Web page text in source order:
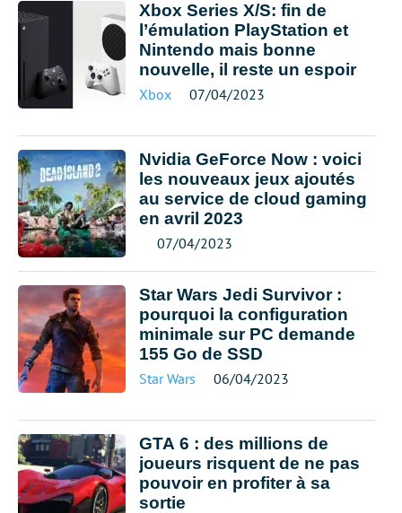
Xbox Series X/S: fin de
l’émulation PlayStation et
Nintendo mais bonne
nouvelle, il reste un espoir
Xbox 07/04/2023
Nvidia GeForce Now : voici
les nouveaux jeux ajoutés
au service de cloud gaming
en avril 2023
07/04/2023
Star Wars Jedi Survivor :
pourquoi la configuration
minimale sur PC demande
155 Go de SSD
Star Wars 06/04/2023
GTA 6 : des millions de
joueurs risquent de ne pas
pouvoir en profiter à sa
sortie